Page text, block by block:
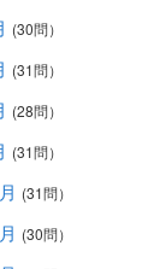
(30問）
(31問）
(28問）
(31問）
(31問）
(30問）